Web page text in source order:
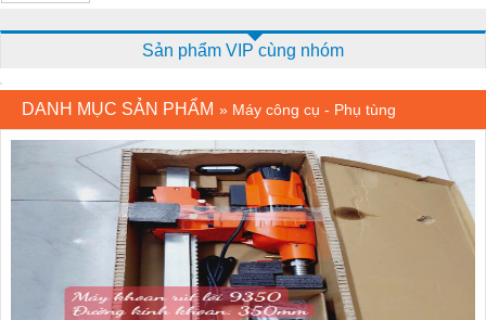
Sản phẩm VIP cùng nhóm
DANH MỤC SẢN PHẨM » Máy công cụ - Phụ tùng